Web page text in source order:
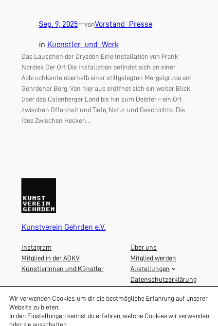
Sep. 9, 2025—vonVorstand_Presse
in Kuenstler_und_Werk
Das Lauschen der Dryaden Eine Installation von Frank
Nordiek Der Ort Die Installation befindet sich an einer
Abbruchkante oberhalb einer stillgelegten Mergelgrube am
Gehrdener Berg. Von hier aus eröffnet sich ein weiter Blick
über das Calenberger Land bis hin zum Deister – ein Ort
zwischen Offenheit und Tiefe, Natur und Geschichte. Die
Idee Zwischen Hecken…
Kunstverein Gehrden e.V.
Instagram
Mitglied in der ADKV
Künstlerinnen und Künstler
Über uns
Mitglied werden
Austellungen
Datenschutzerklärung
Wir verwenden Cookies, um dir die bestmögliche Erfahrung auf unserer
Website zu bieten.
In den Einstellungen kannst du erfahren, welche Cookies wir verwenden
oder sie ausschalten.